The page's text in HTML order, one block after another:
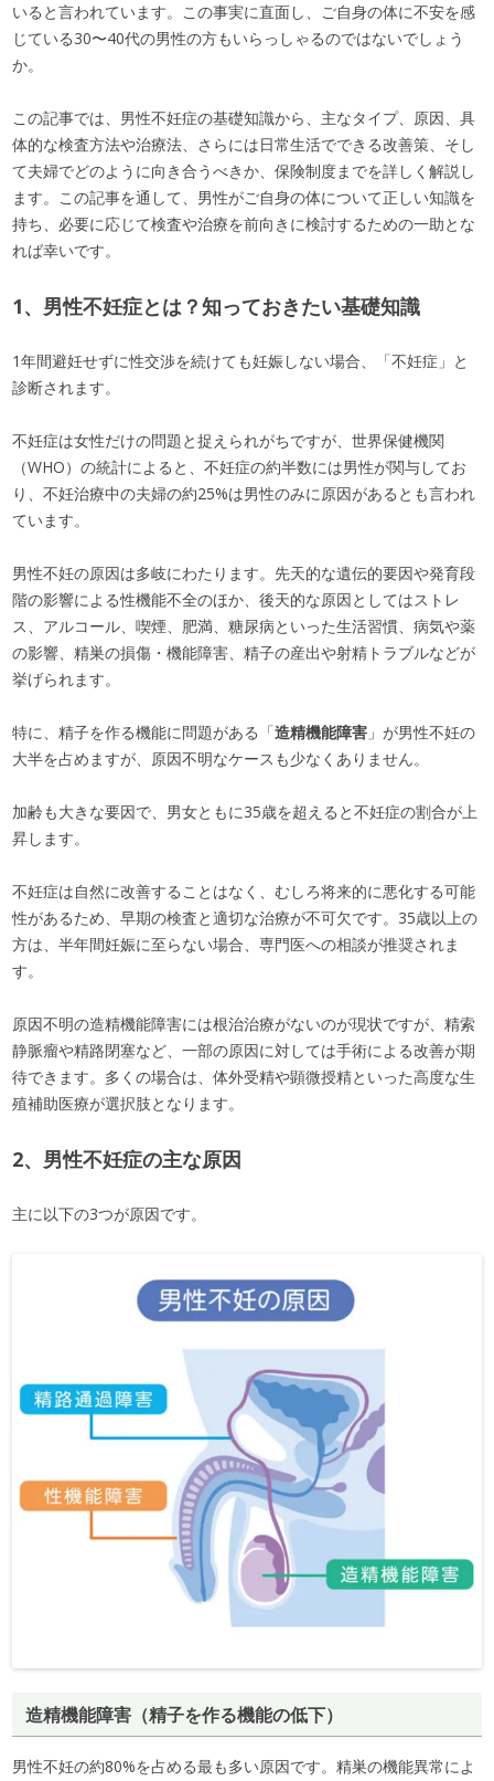
いると言われています。この事実に直面し、ご自身の体に不安を感
じている30〜40代の男性の方もいらっしゃるのではないでしょう
か。
この記事では、男性不妊症の基礎知識から、主なタイプ、原因、具
体的な検査方法や治療法、さらには日常生活でできる改善策、そし
て夫婦でどのように向き合うべきか、保険制度までを詳しく解説し
ます。この記事を通して、男性がご自身の体について正しい知識を
持ち、必要に応じて検査や治療を前向きに検討するための一助とな
れば幸いです。
1、男性不妊症とは？知っておきたい基礎知識
1年間避妊せずに性交渉を続けても妊娠しない場合、「不妊症」と
診断されます。
不妊症は女性だけの問題と捉えられがちですが、世界保健機関
（WHO）の統計によると、不妊症の約半数には男性が関与してお
り、不妊治療中の夫婦の約25%は男性のみに原因があるとも言われ
ています。
男性不妊の原因は多岐にわたります。先天的な遺伝的要因や発育段
階の影響による性機能不全のほか、後天的な原因としてはストレ
ス、アルコール、喫煙、肥満、糖尿病といった生活習慣、病気や薬
の影響、精巣の損傷・機能障害、精子の産出や射精トラブルなどが
挙げられます。
特に、精子を作る機能に問題がある「造精機能障害 」が男性不妊の
大半を占めますが、原因不明なケースも少なくありません。
加齢も大きな要因で、男女ともに35歳を超えると不妊症の割合が上
昇します。
不妊症は自然に改善することはなく、むしろ将来的に悪化する可能
性があるため、早期の検査と適切な治療が不可欠です。35歳以上の
方は、半年間妊娠に至らない場合、専門医への相談が推奨されま
す。
原因不明の造精機能障害には根治治療がないのが現状ですが、精索
静脈瘤や精路閉塞など、一部の原因に対しては手術による改善が期
待できます。多くの場合は、体外受精や顕微授精といった高度な生
殖補助医療が選択肢となります。
2、男性不妊症の主な原因
主に以下の3つが原因です。
造精機能障害（精子を作る機能の低下）
男性不妊の約80%を占める最も多い原因です。精巣の機能異常によ